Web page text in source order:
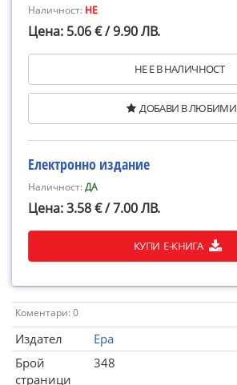
Наличност: НЕ
Цена: 5.06 € / 9.90 ЛВ.
НЕ Е В НАЛИЧНОСТ
ДОБАВИ В ЛЮБИМИ
Електронно издание
Наличност:ДА
Цена: 3.58 € / 7.00 ЛВ.
КУПИ Е-КНИГА
Коментари: 0
Издател
Ера
Брой
страници
348